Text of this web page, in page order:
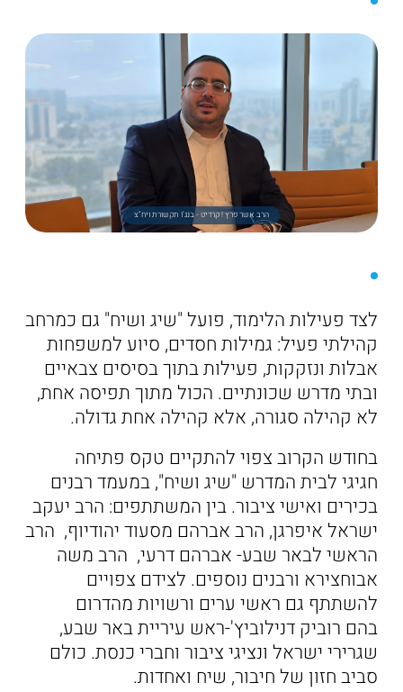
הרב אשר פרץ ! קרדיט - בנג'ו תקשורת ויח"צ
לצד פעילות הלימוד, פועל "שיג ושיח" גם כמרחב
קהילתי פעיל: גמילות חסדים, סיוע למשפחות
אבלות ונזקקות, פעילות בתוך בסיסים צבאיים
ובתי מדרש שכונתיים. הכול מתוך תפיסה אחת,
לא קהילה סגורה, אלא קהילה אחת גדולה.
בחודש הקרוב צפוי להתקיים טקס פתיחה
חגיגי לבית המדרש "שיג ושיח", במעמד רבנים
בכירים ואישי ציבור. בין המשתתפים: הרב יעקב
ישראל איפרגן, הרב אברהם מסעוד יהודיוף, הרב
הראשי לבאר שבע- אברהם דרעי, הרב משה
אבוחצירא ורבנים נוספים. לצידם צפויים
להשתתף גם ראשי ערים ורשויות מהדרום
בהם רוביק דנילוביץ'-ראש עיריית באר שבע,
שגרירי ישראל ונציגי ציבור וחברי כנסת. כולם
סביב חזון של חיבור, שיח ואחדות.